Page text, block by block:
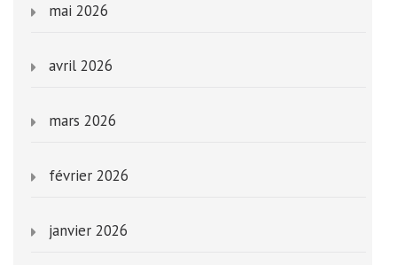
mai 2026
avril 2026
mars 2026
février 2026
janvier 2026